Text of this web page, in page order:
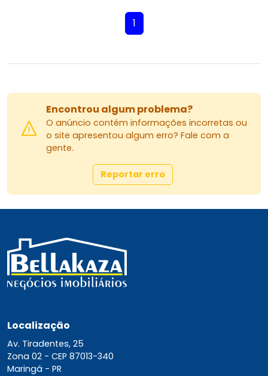
1
Encontrou algum problema?
O anúncio contém informações incorretas ou
o site apresentou algum erro? Fale com a
gente.
Reportar erro
Localização
Av. Tiradentes, 25
Zona 02 - CEP 87013-340
Maringá - PR